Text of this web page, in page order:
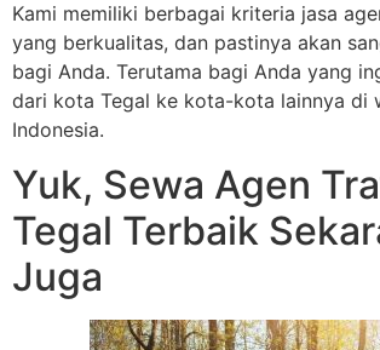
Kami memiliki berbagai kriteria jasa
yang berkualitas, dan pastinya akan
bagi Anda. Terutama bagi Anda yang
dari kota Tegal ke kota-kota lainnya di
Indonesia.
Yuk, Sewa Agen
Tegal Terbaik
Juga